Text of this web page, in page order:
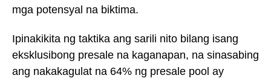
mga potensyal na biktima.
Ipinakikita ng taktika ang sarili nito bilang isang
eksklusibong presale na kaganapan, na sinasabing
ang nakakagulat na 64% ng presale pool ay